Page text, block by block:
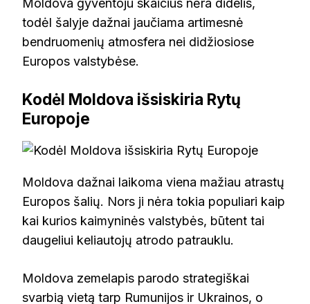
Moldova gyventoju skaicius nėra didelis,
todėl šalyje dažnai jaučiama artimesnė
bendruomenių atmosfera nei didžiosiose
Europos valstybėse.
Kodėl Moldova išsiskiria Rytų
Europoje
Moldova dažnai laikoma viena mažiau atrastų
Europos šalių. Nors ji nėra tokia populiari kaip
kai kurios kaimyninės valstybės, būtent tai
daugeliui keliautojų atrodo patrauklu.
Moldova zemelapis parodo strategiškai
svarbią vietą tarp Rumunijos ir Ukrainos, o